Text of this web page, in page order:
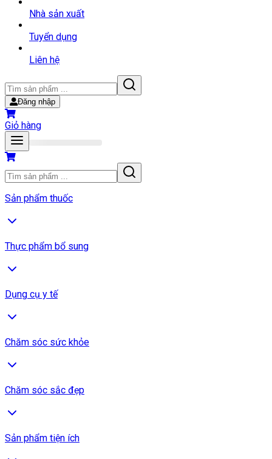
Nhà sản xuất
Tuyển dụng
Liên hệ
Đăng nhập
Giỏ hàng
Sản phẩm thuốc
Thực phẩm bổ sung
Dụng cụ y tế
Chăm sóc sức khỏe
Chăm sóc sắc đẹp
Sản phẩm tiện ích